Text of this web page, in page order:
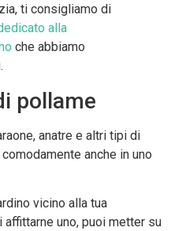
ti consigliamo di
alla
che abbiamo
pollame
anatre e altri tipi di
anche in uno
vicino alla tua
uno, puoi metter su